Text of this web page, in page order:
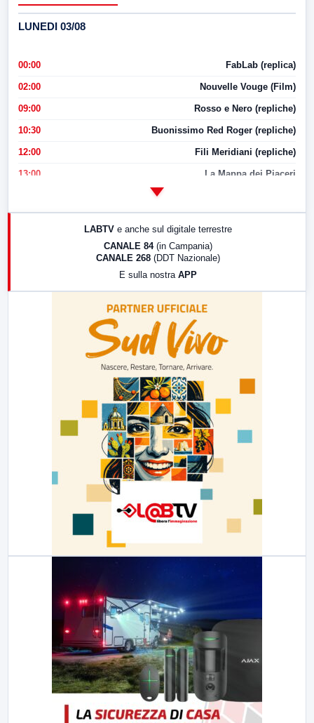
LUNEDI 03/08
00:00 FabLab (replica)
02:00 Nouvelle Vouge (Film)
09:00 Rosso e Nero (repliche)
10:30 Buonissimo Red Roger (repliche)
12:00 Fili Meridiani (repliche)
13:00 La Mappa dei Piaceri
LABTV e anche sul digitale terrestre
CANALE 84 (in Campania)
CANALE 268 (DDT Nazionale)
E sulla nostra APP